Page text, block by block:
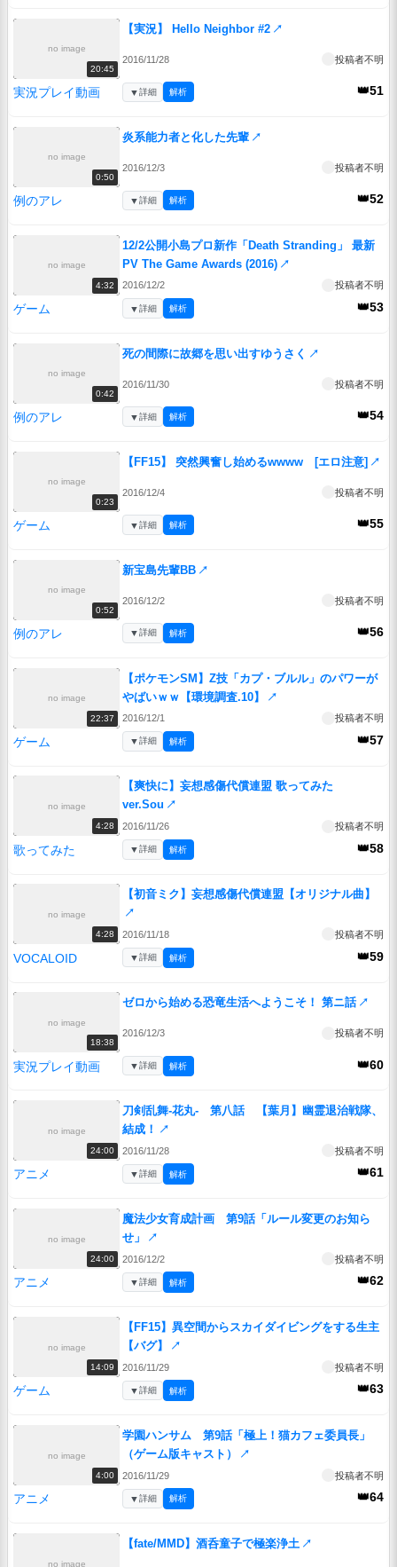
no image
20:45
【実況】 Hello Neighbor #2 ↗
2016/11/28 投稿者不明
実況プレイ動画 👑51
▼詳細 解析
no image
0:50
炎系能力者と化した先輩 ↗
2016/12/3 投稿者不明
例のアレ 👑52
▼詳細 解析
no image
4:32
12/2公開小島プロ新作「Death Stranding」 最新
PV The Game Awards (2016) ↗
2016/12/2 投稿者不明
ゲーム 👑53
▼詳細 解析
no image
0:42
死の間際に故郷を思い出すゆうさく ↗
2016/11/30 投稿者不明
例のアレ 👑54
▼詳細 解析
no image
0:23
【FF15】 突然興奮し始めるwwww [エロ注意] ↗
2016/12/4 投稿者不明
ゲーム 👑55
▼詳細 解析
no image
0:52
新宝島先輩BB ↗
2016/12/2 投稿者不明
例のアレ 👑56
▼詳細 解析
no image
22:37
【ポケモンSM】Z技「カプ・ブルル」のパワーが
やばいｗｗ【環境調査.10】
↗
2016/12/1 投稿者不明
ゲーム 👑57
▼詳細 解析
no image
4:28
【爽快に】妄想感傷代償連盟 歌ってみた
ver.Sou ↗
2016/11/26 投稿者不明
歌ってみた 👑58
▼詳細 解析
no image
4:28
【初音ミク】妄想感傷代償連盟【オリジナル曲】
↗
2016/11/18 投稿者不明
VOCALOID 👑59
▼詳細 解析
no image
18:38
ゼロから始める恐竜生活へようこそ！ 第ニ話 ↗
2016/12/3 投稿者不明
実況プレイ動画 👑60
▼詳細 解析
no image
24:00
刀剣乱舞-花丸- 第八話 【葉月】幽霊退治戦隊、
結成！
↗
2016/11/28 投稿者不明
アニメ 👑61
▼詳細 解析
no image
24:00
魔法少女育成計画 第9話「ルール変更のお知ら
せ」
↗
2016/12/2 投稿者不明
アニメ 👑62
▼詳細 解析
no image
14:09
【FF15】異空間からスカイダイビングをする生主
【バグ】
↗
2016/11/29 投稿者不明
ゲーム 👑63
▼詳細 解析
no image
4:00
学園ハンサム 第9話「極上！猫カフェ委員長」
（ゲーム版キャスト）
↗
2016/11/29 投稿者不明
アニメ 👑64
▼詳細 解析
no image
【fate/MMD】酒呑童子で極楽浄土 ↗